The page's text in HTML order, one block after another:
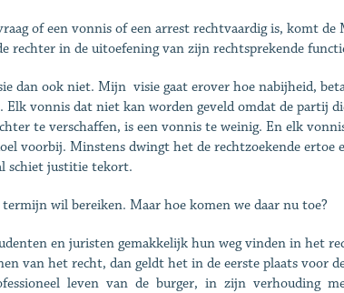
of een vonnis of een arrest rechtvaardig is, komt
rechter in de uitoefening van zijn rechtsprekende
dan ook niet. Mijn visie gaat erover hoe nabijheid,
Elk vonnis dat niet kan worden geveld omdat de partij
te verschaffen, is een vonnis te weinig. En elk
voorbij. Minstens dwingt het de rechtzoekende ertoe
schiet justitie tekort.
wil bereiken. Maar hoe komen we daar nu toe?
en juristen gemakkelijk hun weg vinden in het
van het recht, dan geldt het in de eerste plaats voor
leven van de burger, in zijn verhouding